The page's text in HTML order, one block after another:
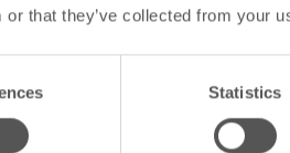
that they’ve collected from your
Statistics